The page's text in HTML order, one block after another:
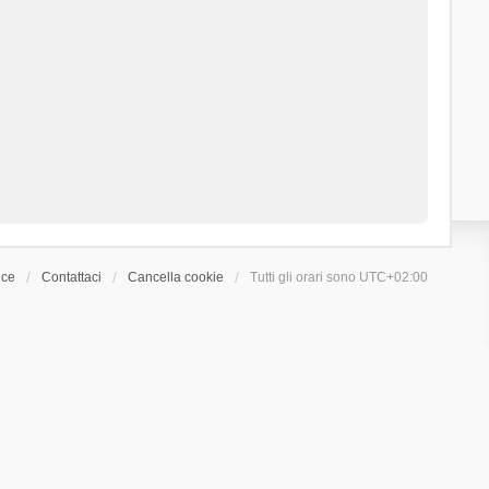
Contattaci Cancella cookie Tutti gli orari sono UTC+02:00